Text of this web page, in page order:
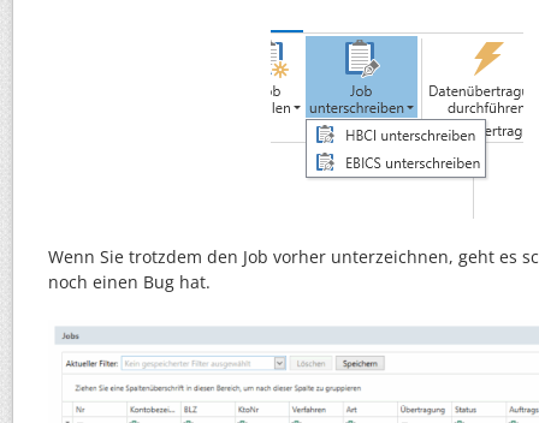
Wenn Sie trotzdem den Job vorher unterzeichnen, geht es
noch einen Bug hat.